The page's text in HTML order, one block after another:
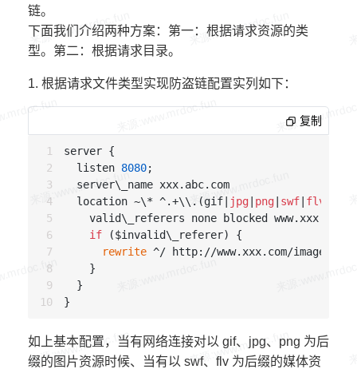
链。
下面我们介绍两种方案：第一：根据请求资源的类
型。第二：根据请求目录。
1. 根据请求文件类型实现防盗链配置实列如下：
复制
server {
  listen
8080;
  server\_name xxx.abc.com
  location ~\* ^.+\\.(gif|
jpg png swf flv
valid\_referers none blocked www.xxx.com
if ($invalid\_referer) {
rewrite ^/ http://www.xxx.com/images/
    }
  }
如上基本配置，当有网络连接对以 gif、jpg、png 为后
缀的图片资源时候、当有以 swf、flv 为后缀的媒体资